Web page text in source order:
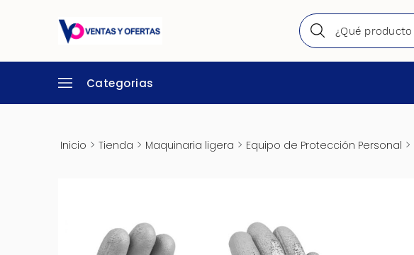
Categorias
Inicio > Tienda > Maquinaria ligera > Equipo de Protección Personal >